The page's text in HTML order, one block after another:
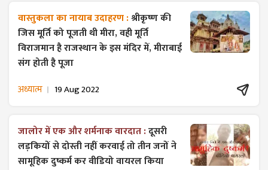
वास्तुकला का नायाब उदाहरण :श्रीकृष्ण की
जिस मूर्ति को पूजती थी मीरा, वही मूर्ति
विराजमान है राजस्थान के इस मंदिर में, मीराबाई
संग होती है पूजा
अध्यात्म 19 Aug 2022
जालोर में एक और शर्मनाक वारदात :दूसरी
लड़कियों से दोस्ती नहीं करवाई तो तीन जनों ने
सामूहिक दुष्कर्म कर वीडियो वायरल किया